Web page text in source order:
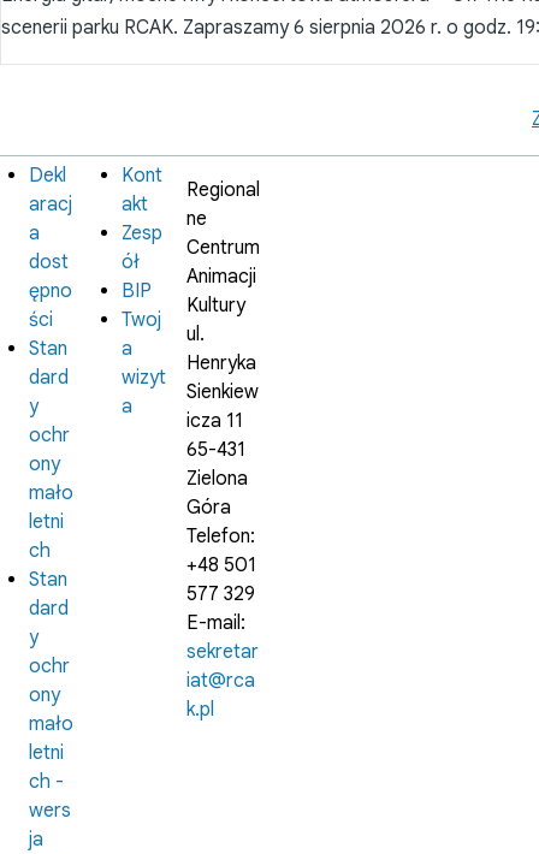
scenerii parku RCAK. Zapraszamy 6 sierpnia 2026 r. o godz.
Informacje
prawne
Dekl
aracj
a
dost
ępno
ści
Stan
dard
y
ochr
ony
mało
letni
ch
Stan
dard
y
ochr
ony
mało
letni
ch -
wers
ja
Instytucja
Kont
akt
Zesp
ół
BIP
Twoj
a
wizyt
a
Regional
ne
Centrum
Animacji
Kultury
ul.
Henryka
Sienkiew
icza 11
65-431
Zielona
Góra
Telefon:
+48 501
577 329
E-mail:
sekretar
iat@rca
k.pl